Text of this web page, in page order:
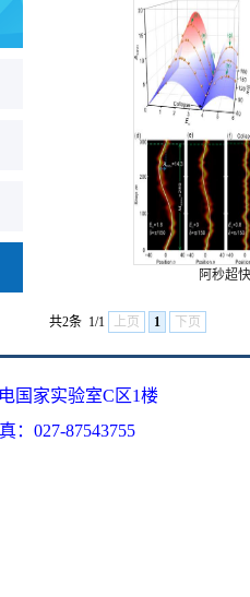
阿秒超
共2条 1/1 上页 1 下页
国家实验室C区1楼
：027-87543755